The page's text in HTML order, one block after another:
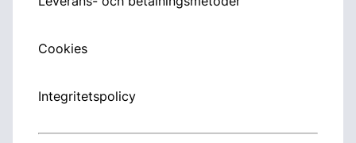
Cookies
Integritetspolicy